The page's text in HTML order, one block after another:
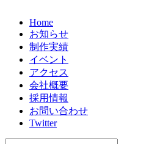
Home
お知らせ
制作実績
イベント
アクセス
会社概要
採用情報
お問い合わせ
Twitter